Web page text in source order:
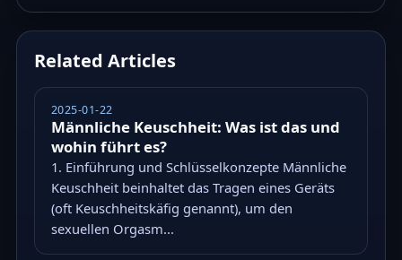
Related Articles
2025-01-22
Männliche Keuschheit: Was ist das und
wohin führt es?
1. Einführung und Schlüsselkonzepte Männliche
Keuschheit beinhaltet das Tragen eines Geräts
(oft Keuschheitskäfig genannt), um den
sexuellen Orgasm...